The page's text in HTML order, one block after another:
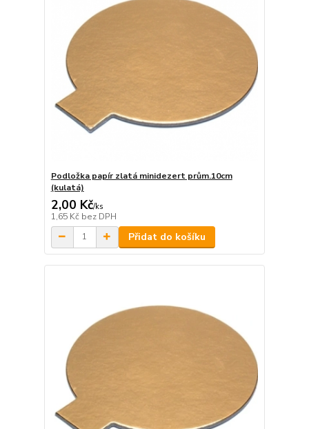
Podložka papír zlatá minidezert prům.10cm
(kulatá)
2,00 Kč/ks
1,65 Kč bez DPH
Přidat do košíku